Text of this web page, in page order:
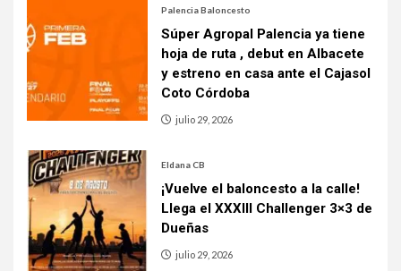
Palencia Baloncesto
Súper Agropal Palencia ya tiene
hoja de ruta , debut en Albacete
y estreno en casa ante el Cajasol
Coto Córdoba
julio 29, 2026
Eldana CB
¡Vuelve el baloncesto a la calle!
Llega el XXXIII Challenger 3×3 de
Dueñas
julio 29, 2026